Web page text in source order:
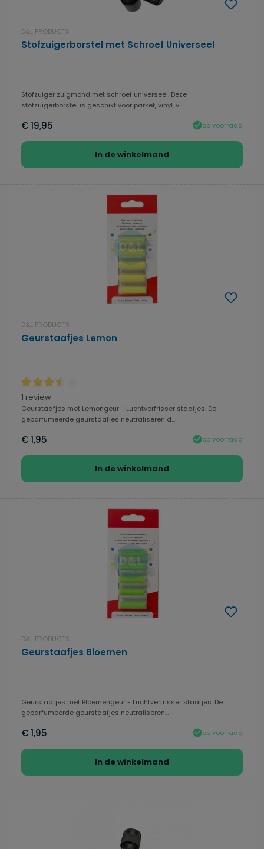
D&L PRODUCTS
Stofzuigerborstel met Schroef Universeel
Stofzuiger zuigmond met schroef universeel. Deze
stofzuigerborstel is geschikt voor parket, vinyl, v...
€ 19,95 op voorraad
In de winkelmand
D&L PRODUCTS
Geurstaafjes Lemon
Gemiddelde waardering van 3.5 van 5 sterren
1 review
Geurstaafjes met Lemongeur - Luchtverfrisser staafjes. De
geparfumeerde geurstaafjes neutraliseren d...
€ 1,95 op voorraad
In de winkelmand
D&L PRODUCTS
Geurstaafjes Bloemen
Geurstaafjes met Bloemengeur - Luchtverfrisser staafjes. De
geparfumeerde geurstaafjes neutraliseren...
€ 1,95 op voorraad
In de winkelmand